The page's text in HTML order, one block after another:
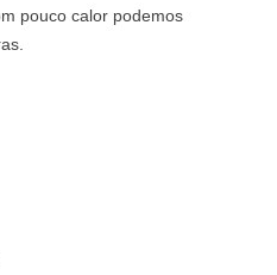
pouco calor podemos